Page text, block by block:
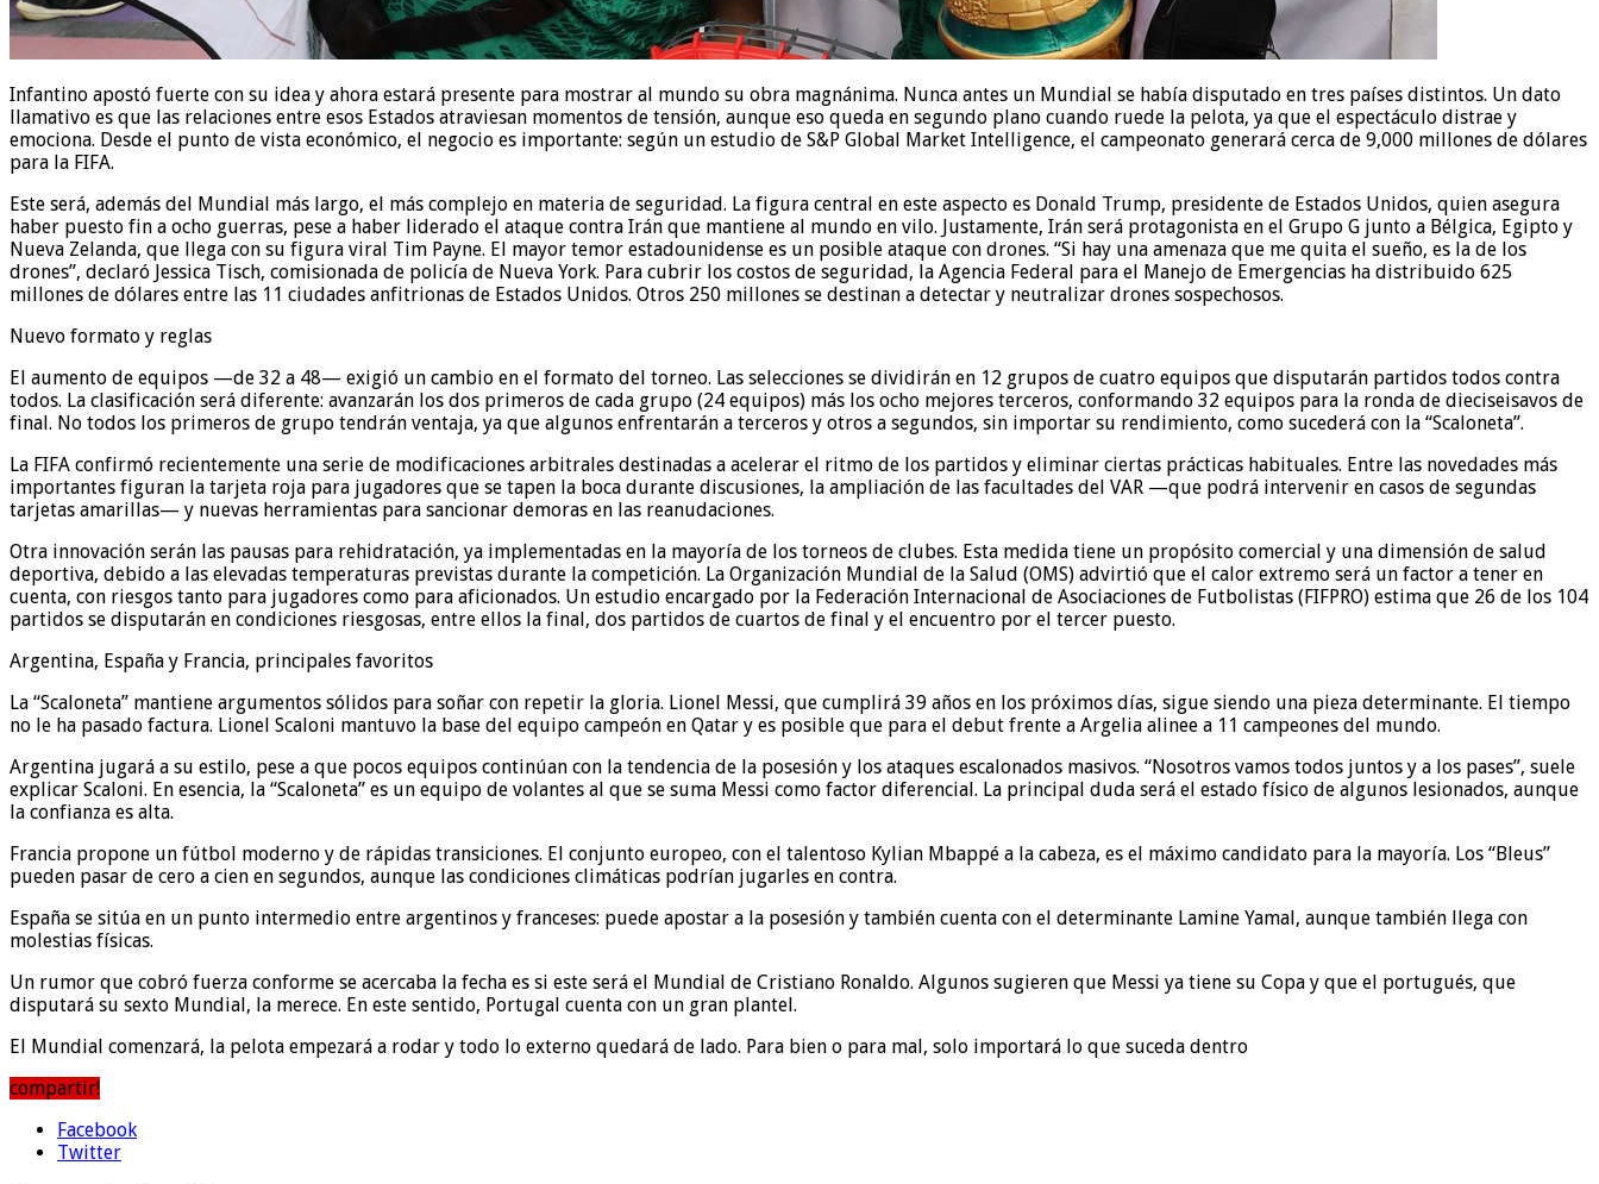
Infantino apostó fuerte con su idea y ahora estará presente para mostrar al mundo su obra magnánima. Nunca antes un Mundial se había disputado en tres países distintos. Un dato
llamativo es que las relaciones entre esos Estados atraviesan momentos de tensión, aunque eso queda en segundo plano cuando ruede la pelota, ya que el espectáculo distrae y
emociona. Desde el punto de vista económico, el negocio es importante: según un estudio de S&P Global Market Intelligence, el campeonato generará cerca de 9,000 millones de dólares
para la FIFA.
Este será, además del Mundial más largo, el más complejo en materia de seguridad. La figura central en este aspecto es Donald Trump, presidente de Estados Unidos, quien asegura
haber puesto fin a ocho guerras, pese a haber liderado el ataque contra Irán que mantiene al mundo en vilo. Justamente, Irán será protagonista en el Grupo G junto a Bélgica, Egipto y
Nueva Zelanda, que llega con su figura viral Tim Payne. El mayor temor estadounidense es un posible ataque con drones. “Si hay una amenaza que me quita el sueño, es la de los
drones”, declaró Jessica Tisch, comisionada de policía de Nueva York. Para cubrir los costos de seguridad, la Agencia Federal para el Manejo de Emergencias ha distribuido 625
millones de dólares entre las 11 ciudades anfitrionas de Estados Unidos. Otros 250 millones se destinan a detectar y neutralizar drones sospechosos.
Nuevo formato y reglas
El aumento de equipos —de 32 a 48— exigió un cambio en el formato del torneo. Las selecciones se dividirán en 12 grupos de cuatro equipos que disputarán partidos todos contra
todos. La clasificación será diferente: avanzarán los dos primeros de cada grupo (24 equipos) más los ocho mejores terceros, conformando 32 equipos para la ronda de dieciseisavos de
final. No todos los primeros de grupo tendrán ventaja, ya que algunos enfrentarán a terceros y otros a segundos, sin importar su rendimiento, como sucederá con la “Scaloneta”.
La FIFA confirmó recientemente una serie de modificaciones arbitrales destinadas a acelerar el ritmo de los partidos y eliminar ciertas prácticas habituales. Entre las novedades más
importantes figuran la tarjeta roja para jugadores que se tapen la boca durante discusiones, la ampliación de las facultades del VAR —que podrá intervenir en casos de segundas
tarjetas amarillas— y nuevas herramientas para sancionar demoras en las reanudaciones.
Otra innovación serán las pausas para rehidratación, ya implementadas en la mayoría de los torneos de clubes. Esta medida tiene un propósito comercial y una dimensión de salud
deportiva, debido a las elevadas temperaturas previstas durante la competición. La Organización Mundial de la Salud (OMS) advirtió que el calor extremo será un factor a tener en
cuenta, con riesgos tanto para jugadores como para aficionados. Un estudio encargado por la Federación Internacional de Asociaciones de Futbolistas (FIFPRO) estima que 26 de los 104
partidos se disputarán en condiciones riesgosas, entre ellos la final, dos partidos de cuartos de final y el encuentro por el tercer puesto.
Argentina, España y Francia, principales favoritos
La “Scaloneta” mantiene argumentos sólidos para soñar con repetir la gloria. Lionel Messi, que cumplirá 39 años en los próximos días, sigue siendo una pieza determinante. El tiempo
no le ha pasado factura. Lionel Scaloni mantuvo la base del equipo campeón en Qatar y es posible que para el debut frente a Argelia alinee a 11 campeones del mundo.
Argentina jugará a su estilo, pese a que pocos equipos continúan con la tendencia de la posesión y los ataques escalonados masivos. “Nosotros vamos todos juntos y a los pases”, suele
explicar Scaloni. En esencia, la “Scaloneta” es un equipo de volantes al que se suma Messi como factor diferencial. La principal duda será el estado físico de algunos lesionados, aunque
la confianza es alta.
Francia propone un fútbol moderno y de rápidas transiciones. El conjunto europeo, con el talentoso Kylian Mbappé a la cabeza, es el máximo candidato para la mayoría. Los “Bleus”
pueden pasar de cero a cien en segundos, aunque las condiciones climáticas podrían jugarles en contra.
España se sitúa en un punto intermedio entre argentinos y franceses: puede apostar a la posesión y también cuenta con el determinante Lamine Yamal, aunque también llega con
molestias físicas.
Un rumor que cobró fuerza conforme se acercaba la fecha es si este será el Mundial de Cristiano Ronaldo. Algunos sugieren que Messi ya tiene su Copa y que el portugués, que
disputará su sexto Mundial, la merece. En este sentido, Portugal cuenta con un gran plantel.
El Mundial comenzará, la pelota empezará a rodar y todo lo externo quedará de lado. Para bien o para mal, solo importará lo que suceda dentro
compartir!
Facebook
Twitter